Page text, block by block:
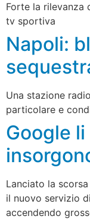
Forte la rilevanza
tv sportiva
Napoli:
Una stazione
particolare e
Google
Lanciato la
il nuovo servizio
accendendo